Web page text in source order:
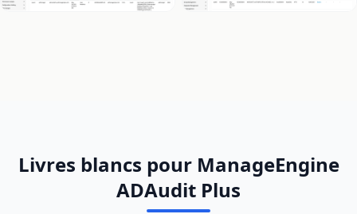
Livres blancs pour ManageEngine
ADAudit Plus